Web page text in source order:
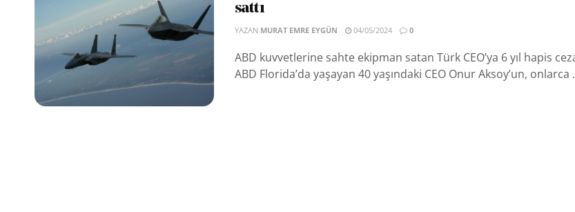
sattı
YAZAN MURAT EMRE EYGÜN 04/05/2024 0
ABD kuvvetlerine sahte ekipman satan Türk CEO’ya 6 yıl hapis
ABD Florida’da yaşayan 40 yaşındaki CEO Onur Aksoy’un, onlarca